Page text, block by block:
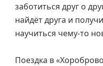
заботиться друг о
найдёт друга и
научиться чему-то
Поездка в